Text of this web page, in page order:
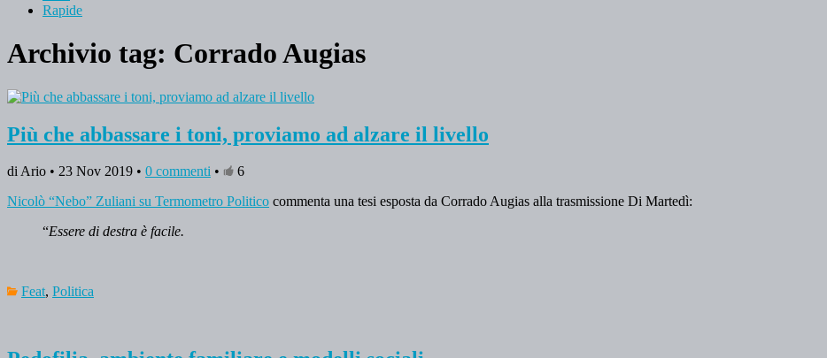
Rapide
Archivio tag: Corrado Augias
Più che abbassare i toni, proviamo ad alzare il livello
di Ario • 23 Nov 2019 • 0 commenti •
6
Nicolò “Nebo” Zuliani su Termometro Politico commenta una tesi esposta da Corrado Augias alla trasmissione Di Martedì:
“Essere di destra è facile.
Feat, Politica